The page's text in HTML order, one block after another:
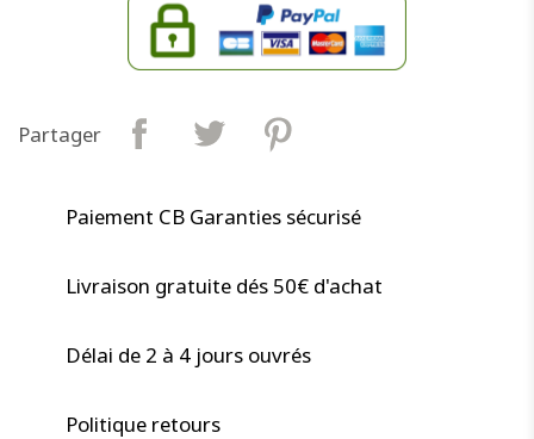
Partager
Paiement CB Garanties sécurisé
Livraison gratuite dés 50€ d'achat
Délai de 2 à 4 jours ouvrés
Politique retours